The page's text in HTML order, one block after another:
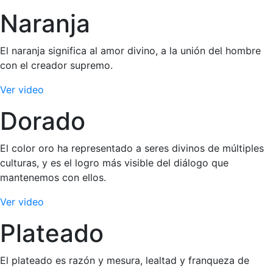
Naranja
El naranja significa al amor divino, a la unión del hombre
con el creador supremo.
Ver video
Dorado
El color oro ha representado a seres divinos de múltiples
culturas, y es el logro más visible del diálogo que
mantenemos con ellos.
Ver video
Plateado
El plateado es razón y mesura, lealtad y franqueza de